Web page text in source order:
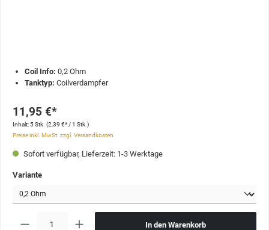
Coil Info: 0,2 Ohm
Tanktyp: Coilverdampfer
11,95 €*
Inhalt:5 Stk. (2,39 €* / 1 Stk.)
Preise inkl. MwSt. zzgl. Versandkosten
Sofort verfügbar, Lieferzeit: 1-3 Werktage
Variante
In den Warenkorb